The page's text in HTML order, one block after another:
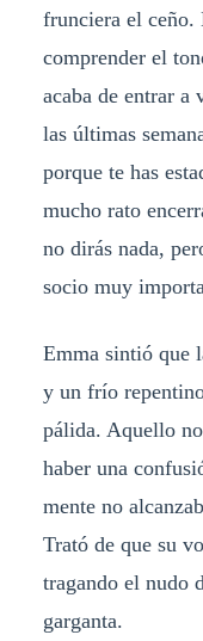
frunciera el ceño.
comprender el
acaba de entrar
las últimas
porque te has
mucho rato
no dirás nada,
socio muy
​Emma sintió que
y un frío
pálida. Aquello
haber una
mente no
Trató de que su
tragando el nudo
garganta.